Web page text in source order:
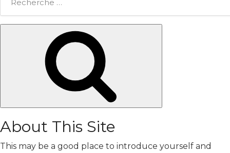
About This Site
This may be a good place to introduce yourself and